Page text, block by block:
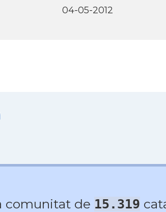
04-05-2012
comunitat de 15.319